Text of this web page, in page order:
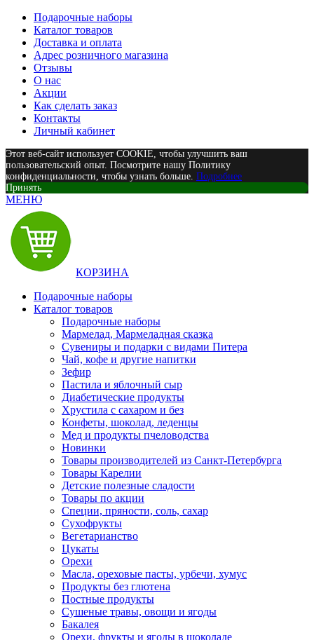
Подарочные наборы
Каталог товаров
Доставка и оплата
Адрес розничного магазина
Отзывы
О нас
Акции
Как сделать заказ
Контакты
Личный кабинет
Этот веб-сайт использует COOKIE, чтобы улучшить ваш
пользовательский опыт. Посмотрите нашу Политику
конфиденциальности, чтобы узнать больше. Подробнее
Принять
МЕНЮ
КОРЗИНА
Подарочные наборы
Каталог товаров
Подарочные наборы
Мармелад, Мармеладная сказка
Сувениры и подарки с видами Питера
Чай, кофе и другие напитки
Зефир
Пастила и яблочный сыр
Диабетические продукты
Хрустила с сахаром и без
Конфеты, шоколад, леденцы
Мед и продукты пчеловодства
Новинки
Товары производителей из Санкт-Петербурга
Товары Карелии
Детские полезные сладости
Товары по акции
Специи, пряности, соль, сахар
Сухофрукты
Вегетарианство
Цукаты
Орехи
Масла, ореховые пасты, урбечи, хумус
Продукты без глютена
Постные продукты
Сушеные травы, овощи и ягоды
Бакалея
Орехи, фрукты и ягоды в шоколаде